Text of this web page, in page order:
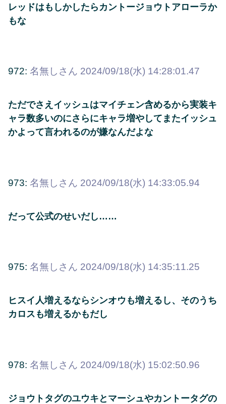
レッドはもしかしたらカントージョウトアローラか
もな
972: 名無しさん 2024/09/18(水) 14:28:01.47
ただでさえイッシュはマイチェン含めるから実装キ
ャラ数多いのにさらにキャラ増やしてまたイッシュ
かよって言われるのが嫌なんだよな
973: 名無しさん 2024/09/18(水) 14:33:05.94
だって公式のせいだし……
975: 名無しさん 2024/09/18(水) 14:35:11.25
ヒスイ人増えるならシンオウも増えるし、そのうち
カロスも増えるかもだし
978: 名無しさん 2024/09/18(水) 15:02:50.96
ジョウトタグのユウキとマーシュやカントータグの